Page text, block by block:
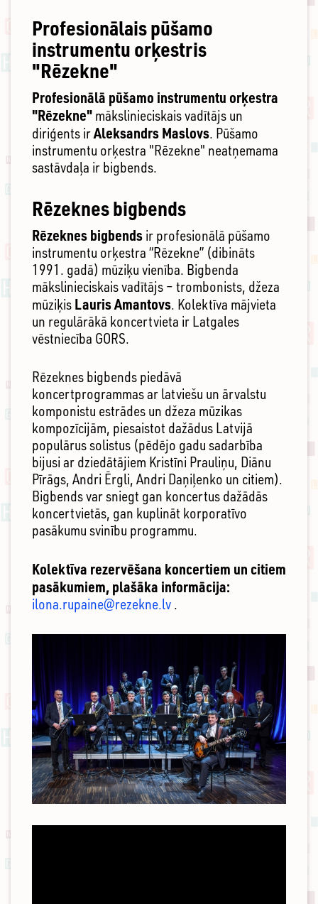
Profesionālais pūšamo
instrumentu orķestris
"Rēzekne"
Profesionālā pūšamo instrumentu orķestra
"Rēzekne" mākslinieciskais vadītājs un
diriģents irAleksandrs Maslovs. Pūšamo
instrumentu orķestra "Rēzekne" neatņemama
sastāvdaļa ir bigbends.
Rēzeknes bigbends
Rēzeknes bigbends ir profesionālā pūšamo
instrumentu orķestra “Rēzekne” (dibināts
1991. gadā) mūziķu vienība. Bigbenda
mākslinieciskais vadītājs – trombonists, džeza
mūziķis Lauris Amantovs. Kolektīva mājvieta
un regulārākā koncertvieta ir Latgales
vēstniecība GORS.
Rēzeknes bigbends piedāvā
koncertprogrammas ar latviešu un ārvalstu
komponistu estrādes un džeza mūzikas
kompozīcijām, piesaistot dažādus Latvijā
populārus solistus (pēdējo gadu sadarbība
bijusi ar dziedātājiem Kristīni Prauliņu, Diānu
Pīrāgs, Andri Ērgli, Andri Daņiļenko un citiem).
Bigbends var sniegt gan koncertus dažādās
koncertvietās, gan kuplināt korporatīvo
pasākumu svinību programmu.
Kolektīva rezervēšana koncertiem un citiem
pasākumiem, plašāka informācija:
ilona.rupaine@rezekne.lv .